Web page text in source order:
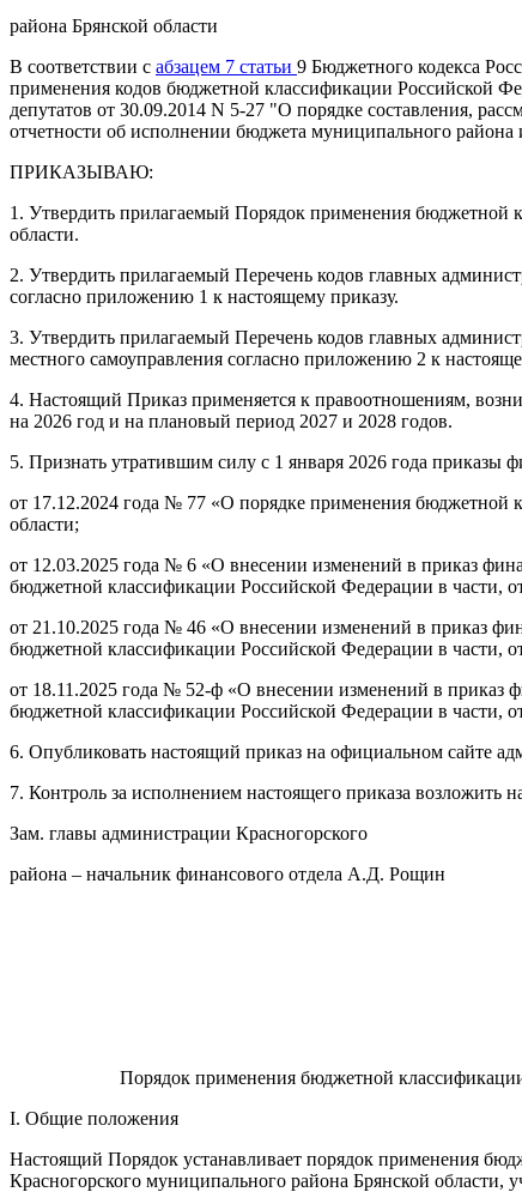
района Брянской области
В соответствии с абзацем 7 статьи 9 Бюджетного кодекса
применения кодов бюджетной классификации Российской
депутатов от 30.09.2014 N 5-27 "О порядке составления,
отчетности об исполнении бюджета муниципального
ПРИКАЗЫВАЮ:
1. Утвердить прилагаемый Порядок применения бюджетной
области.
2. Утвердить прилагаемый Перечень кодов главных
согласно приложению 1 к настоящему приказу.
3. Утвердить прилагаемый Перечень кодов главных
местного самоуправления согласно приложению 2 к
4. Настоящий Приказ применяется к правоотношениям,
на 2026 год и на плановый период 2027 и 2028 годов.
5. Признать утратившим силу с 1 января 2026 года приказы
от 17.12.2024 года № 77 «О порядке применения бюджетной
области;
от 12.03.2025 года № 6 «О внесении изменений в приказ
бюджетной классификации Российской Федерации в части,
от 21.10.2025 года № 46 «О внесении изменений в приказ
бюджетной классификации Российской Федерации в части,
от 18.11.2025 года № 52-ф «О внесении изменений в приказ
бюджетной классификации Российской Федерации в части,
6. Опубликовать настоящий приказ на официальном сайте
7. Контроль за исполнением настоящего приказа возложить
Зам. главы администрации Красногорского
района – начальник финансового отдела А.Д. Рощин
Порядок применения бюджетной
I. Общие положения
Настоящий Порядок устанавливает порядок применения
Красногорского муниципального района Брянской